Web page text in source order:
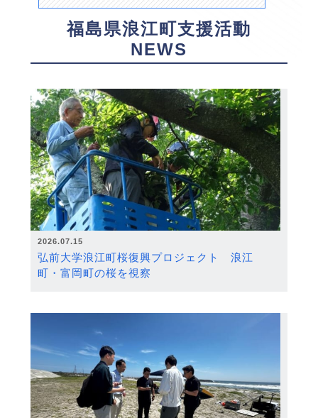
福島県浪江町支援活動
NEWS
2026.07.15
弘前大学浪江町桜復興プロジェクト 浪江
町・富岡町の桜を視察